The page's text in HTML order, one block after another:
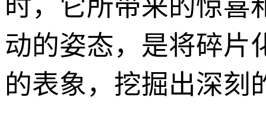
时，它所带来的惊喜
动的姿态，是将碎片
的表象，挖掘出深刻